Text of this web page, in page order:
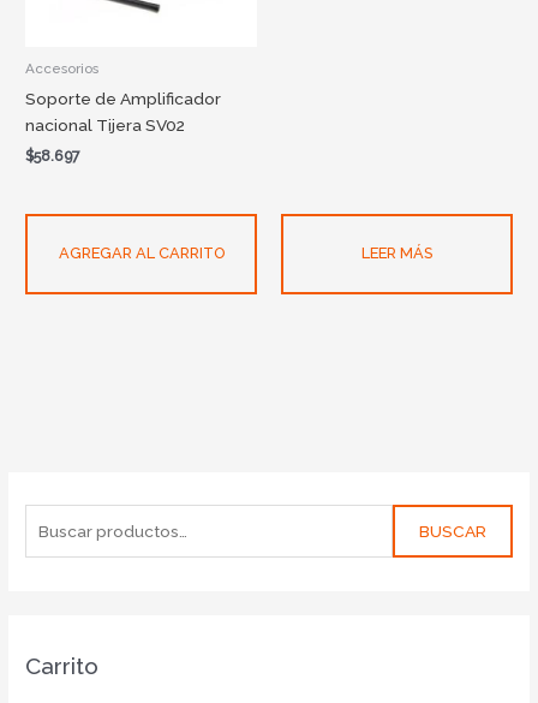
BUSCAR
Carrito
Accesorios
Soporte de Amplificador
nacional Tijera SV02
$58.697
AGREGAR AL CARRITO LEER MÁS